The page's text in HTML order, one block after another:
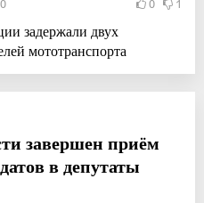
0 1
задержали двух
мототранспорта
завершен приём
в депутаты